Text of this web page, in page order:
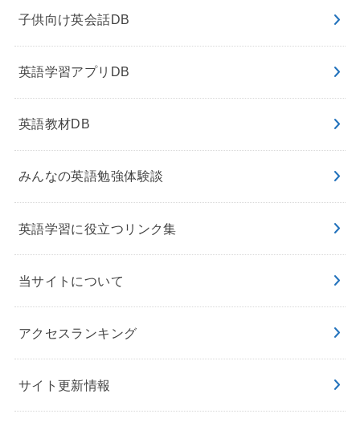
子供向け英会話DB
英語学習アプリDB
英語教材DB
みんなの英語勉強体験談
英語学習に役立つリンク集
当サイトについて
アクセスランキング
サイト更新情報